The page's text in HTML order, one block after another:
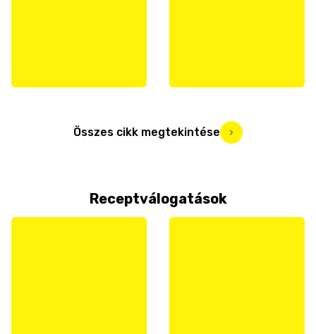
Összes cikk megtekintése
Receptválogatások